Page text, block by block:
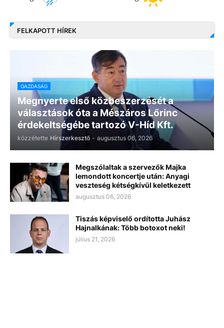
FELKAPOTT HÍREK
GAZDASÁG
Megnyerte első közbeszerzését a
választások óta a Mészáros Lőrinc
érdekeltségébe tartozó V-Híd Kft.
közzétette Hírszerkesztő - augusztus 06, 2026
Megszólaltak a szervezők Majka
lemondott koncertje után: Anyagi
veszteség kétségkívül keletkezett
augusztus 06, 2026
Tiszás képviselő ordította Juhász
Hajnalkának: Több botoxot neki!
július 21, 2026